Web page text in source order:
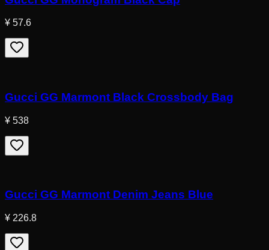
¥ 57.6
Gucci GG Marmont Black Crossbody Bag
¥ 538
Gucci GG Marmont Denim Jeans Blue
¥ 226.8